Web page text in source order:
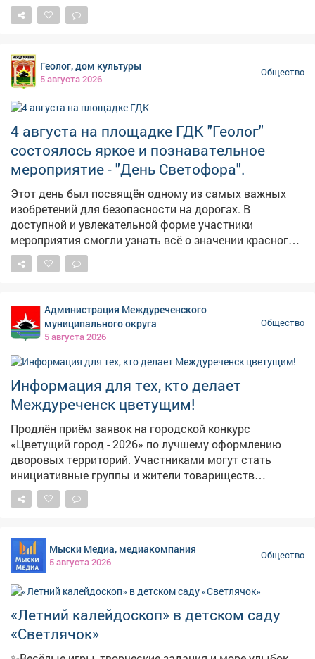
Геолог, дом культуры
5 августа 2026
Общество
4 августа на площадке ГДК "Геолог"
состоялось яркое и познавательное
мероприятие - "День Светофора".
Этот день был посвящён одному из самых важных
изобретений для безопасности на дорогах. В
доступной и увлекательной форме участники
мероприятия смогли узнать всё о значении красного,
жёлтого и зелёного цветов. Познакомиться с историей
создания первого светофора и его эволюцией до
интерактивных играх и викторинах. Праздник в ГДК
"Геолог" стал не просто развлечением, а важным
уроком в игровой форме, который напомнил всем
Такие события помогают заложить основы
ответственного поведения на дороге с самого раннего
возраста.
Администрация Междуреченского
муниципального округа
5 августа 2026
Общество
Информация для тех, кто делает
Междуреченск цветущим!
Продлён приём заявок на городской конкурс
«Цветущий город - 2026» по лучшему оформлению
дворовых территорий. Участниками могут стать
инициативные группы и жители товариществ
собственников жилья и многоквартирных домов.
Номинации следующие: 🌼 «Лучшая клумба-цветник»
🌻 «Цветущий балкон» 🌹 «Цветочный кадр»
(фотоконкурс) 🪻 «Управляю, цветами украшаю» 💐
«Ботанический бунт» 🪷 «Мой цветущий дом» Заявки
на участие принимаются в печатном или электронном
виде: - г.Междуреченск, пр.Строителей, 20а, кабинет
420 - эл. адрес: replan@mrech.ru 📞 Телефон для
справок: 2-82-77. Положение о конкурсе размещено на
Мыски Медиа, медиакомпания
5 августа 2026
Общество
«Летний калейдоскоп» в детском саду
«Светлячок»